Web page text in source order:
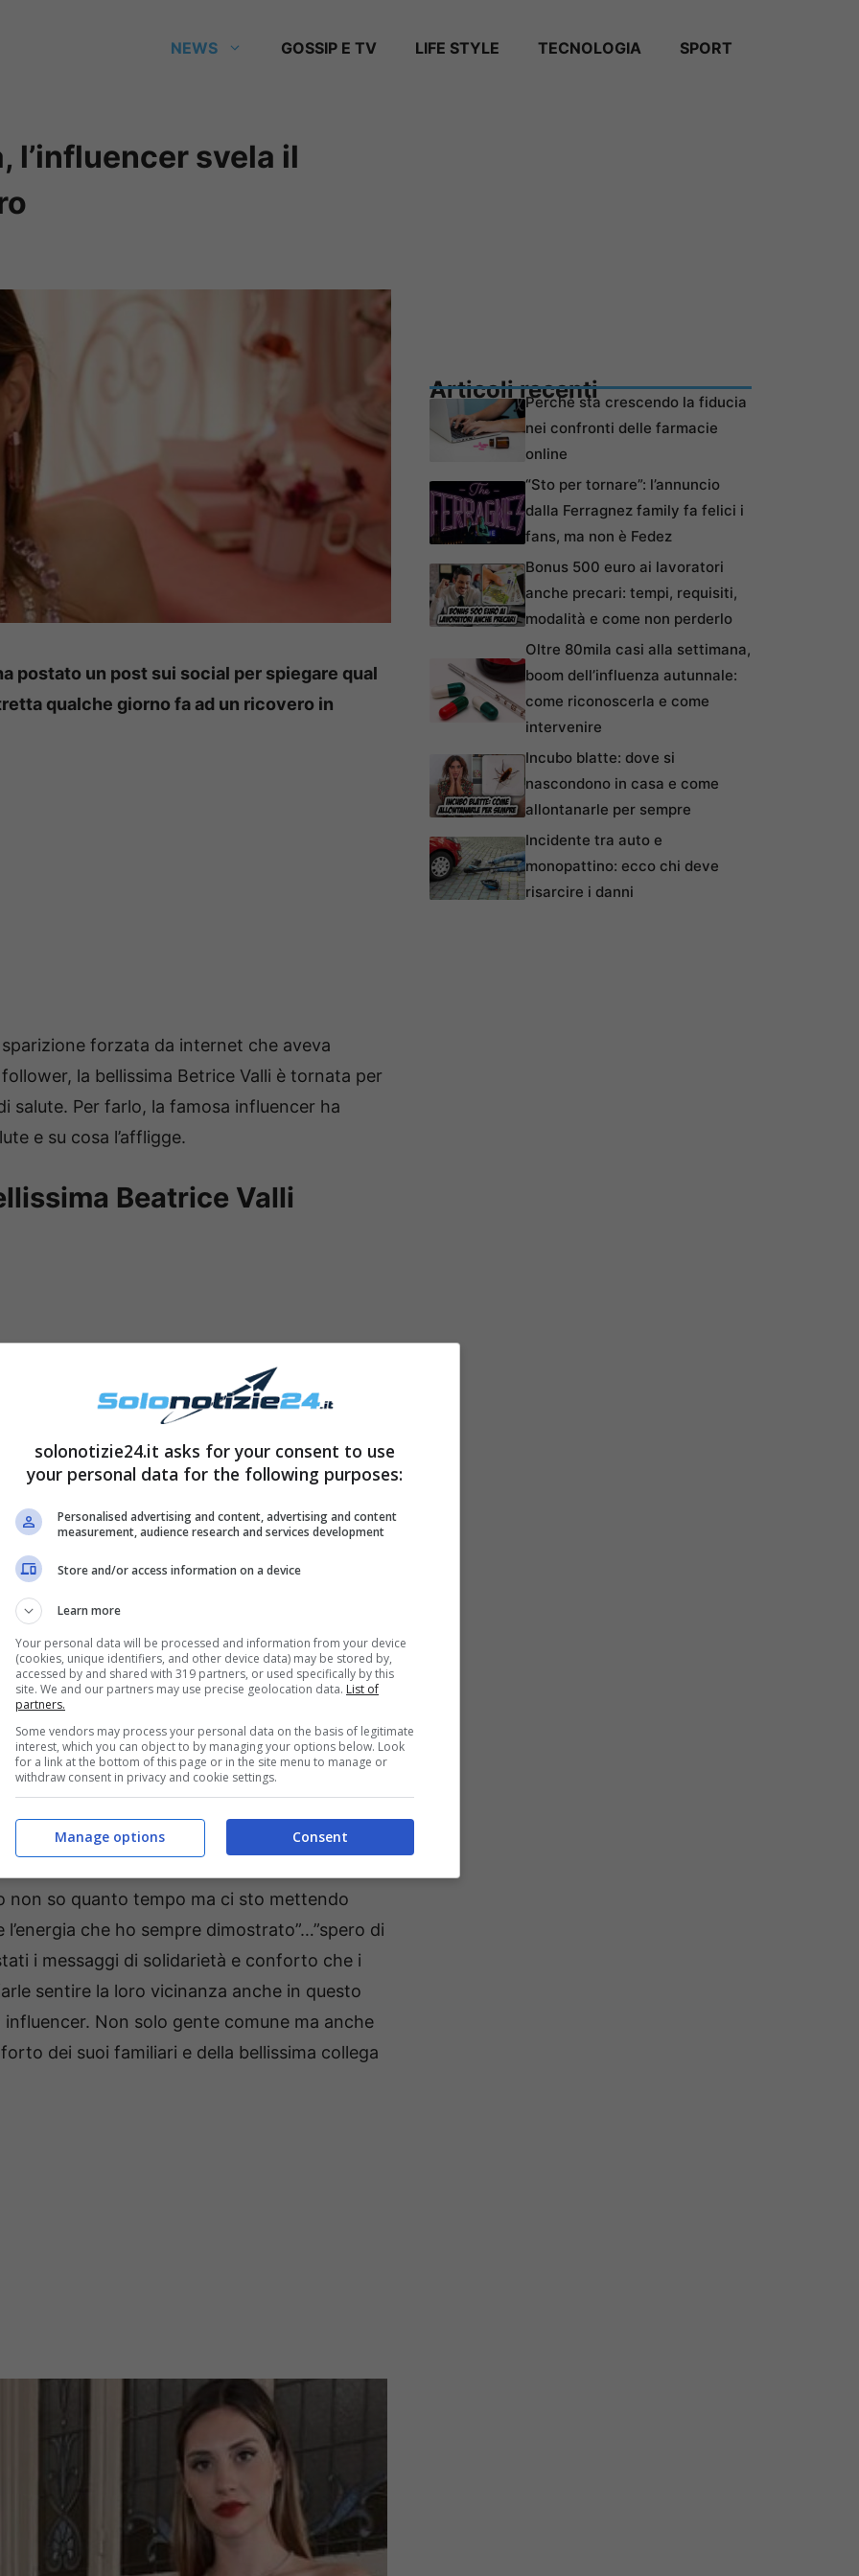
NEWS GOSSIP E TV LIFE STYLE TECNOLOGIA SPORT
l’influencer svela il
postato un post sui social per spiegare qual
qualche giorno fa ad un ricovero in
forzata da internet che aveva
la bellissima Betrice Valli è tornata per
salute. Per farlo, la famosa influencer ha
e su cosa l’affligge.
Beatrice Valli
tanto che la giovane si sarebbe
quali fossero le cause del suo malessere
follower che sono rimasti con il fiato
le sue condizioni sembravano nulla di grave,
riusciti a capire quali fossero le cause delle
madre e il marito Marco Fantini a postare
saputa la diagnosi, è la stata la stessa
in questo momento affligge la sua salute.
di cui la bella Beatric Valli ha scoperto
della bella influencer che ha aperto
queste parole “Sono giorni molto
non so quanto tempo ma ci sto mettendo
che ho sempre dimostrato”…”spero di
i messaggi di solidarietà e conforto che i
sentire la loro vicinanza anche in questo
Non solo gente comune ma anche
dei suoi familiari e della bellissima collega
Articoli recentiPerché sta crescendo la fiducia
nei confronti delle farmacie
online
“Sto per tornare”: l’annuncio
dalla Ferragnez family fa felici i
fans, ma non è Fedez
Bonus 500 euro ai lavoratori
anche precari: tempi, requisiti,
modalità e come non perderlo
Oltre 80mila casi alla settimana,
boom dell’influenza autunnale:
come riconoscerla e come
intervenire
Incubo blatte: dove si
nascondono in casa e come
allontanarle per sempre
Incidente tra auto e
monopattino: ecco chi deve
risarcire i danni
solonotizie24.it asks for your consent to use
your personal data for the following purposes:
Personalised advertising and content, advertising and content
measurement, audience research and services development
Store and/or access information on a device
Learn more
Your personal data will be processed and information from your device
(cookies, unique identifiers, and other device data) may be stored by,
accessed by and shared with 319 partners, or used specifically by this
site. We and our partners may use precise geolocation data. List of
partners.
Some vendors may process your personal data on the basis of legitimate
interest, which you can object to by managing your options below. Look
for a link at the bottom of this page or in the site menu to manage or
withdraw consent in privacy and cookie settings.
Consent
Manage options